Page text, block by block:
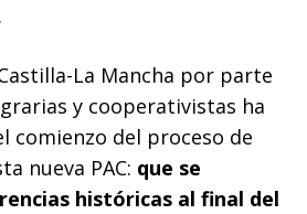
La Mancha por parte
y cooperativistas ha
comienzo del proceso de
nueva PAC: que se
históricas al final del